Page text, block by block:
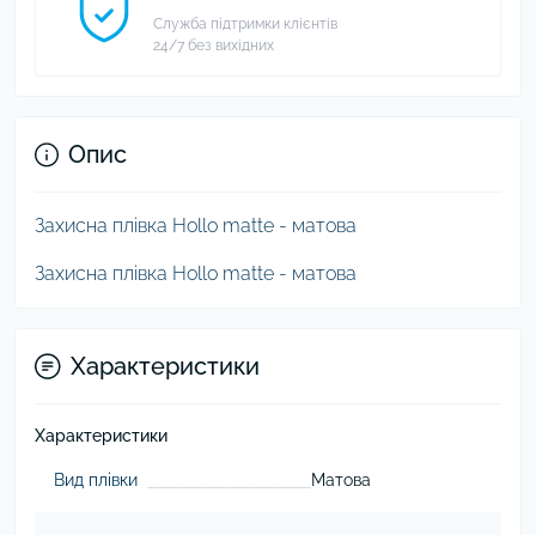
Служба підтримки клієнтів
24/7 без вихідних
Опис
Захисна плівка Hollo matte - матова
Захисна плівка Hollo matte - матова
Характеристики
Характеристики
Вид плівки Матова